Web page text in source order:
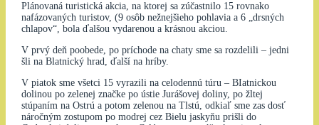
Plánovaná turistická akcia, na ktorej sa zúčastnilo 15 rovnako
nafázovaných turistov, (9 osôb nežnejšieho pohlavia a 6 „drsných
chlapov“, bola ďalšou vydarenou a krásnou akciou.
V prvý deň poobede, po príchode na chaty sme sa rozdelili – jedni
šli na Blatnický hrad, ďalší na hríby.
V piatok sme všetci 15 vyrazili na celodennú túru – BIatnickou
dolinou po zelenej značke po ústie Jurášovej doliny, po žltej
stúpaním na Ostrú a potom zelenou na Tlstú, odkiaľ sme zas dosť
náročným zostupom po modrej cez Bielu jaskyňu prišli do